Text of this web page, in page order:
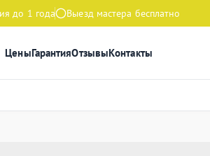
до 1 года Выезд мастера бесплатно
ЦеныГарантияОтзывыКонтакты